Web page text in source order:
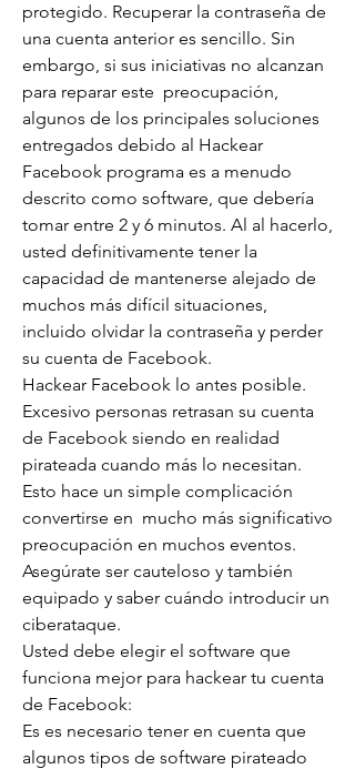
protegido. Recuperar la contraseña de
una cuenta anterior es sencillo. Sin
embargo, si sus iniciativas no alcanzan
para reparar este  preocupación,
algunos de los principales soluciones
entregados debido al Hackear
Facebook programa es a menudo
descrito como software, que debería
tomar entre 2 y 6 minutos. Al al hacerlo,
usted definitivamente tener la
capacidad de mantenerse alejado de
muchos más difícil situaciones,
incluido olvidar la contraseña y perder
su cuenta de Facebook.
Hackear Facebook lo antes posible.
Excesivo personas retrasan su cuenta
de Facebook siendo en realidad
pirateada cuando más lo necesitan.
Esto hace un simple complicación
convertirse en  mucho más significativo
preocupación en muchos eventos.
Asegúrate ser cauteloso y también
equipado y saber cuándo introducir un
ciberataque.
Usted debe elegir el software que
funciona mejor para hackear tu cuenta
de Facebook:
Es es necesario tener en cuenta que
algunos tipos de software pirateado